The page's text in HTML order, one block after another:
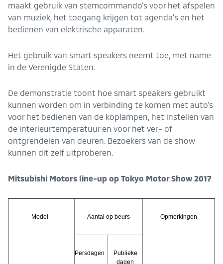
maakt gebruik van stemcommando’s voor het afspelen
van muziek, het toegang krijgen tot agenda’s en het
bedienen van elektrische apparaten.
Het gebruik van smart speakers neemt toe, met name
in de Verenigde Staten.
De demonstratie toont hoe smart speakers gebruikt
kunnen worden om in verbinding te komen met auto’s
voor het bedienen van de koplampen, het instellen van
de interieurtemperatuur en voor het ver- of
ontgrendelen van deuren. Bezoekers van de show
kunnen dit zelf uitproberen.
Mitsubishi Motors line-up op Tokyo Motor Show 2017
Model Aantal op beurs Opmerkingen
Persdagen
Publieke
dagen